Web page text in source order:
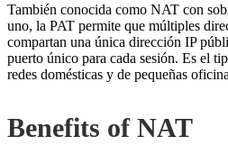
También conocida como NAT con
uno, la PAT permite que múltiples
compartan una única dirección IP
puerto único para cada sesión. Es el
redes domésticas y de pequeñas
Benefits of NAT